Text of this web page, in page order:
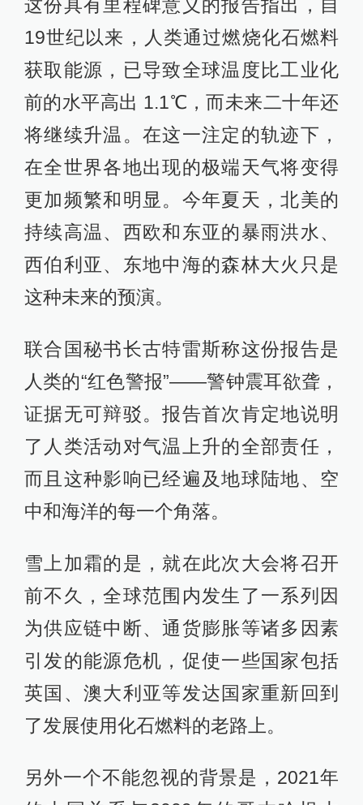
这份具有里程碑意义的报告指出，自
19世纪以来，人类通过燃烧化石燃料
获取能源，已导致全球温度比工业化
前的水平高出 1.1℃，而未来二十年还
将继续升温。在这一注定的轨迹下，
在全世界各地出现的极端天气将变得
更加频繁和明显。今年夏天，北美的
持续高温、西欧和东亚的暴雨洪水、
西伯利亚、东地中海的森林大火只是
这种未来的预演。
联合国秘书长古特雷斯称这份报告是
人类的“红色警报”——警钟震耳欲聋，
证据无可辩驳。报告首次肯定地说明
了人类活动对气温上升的全部责任，
而且这种影响已经遍及地球陆地、空
中和海洋的每一个角落。
雪上加霜的是，就在此次大会将召开
前不久，全球范围内发生了一系列因
为供应链中断、通货膨胀等诸多因素
引发的能源危机，促使一些国家包括
英国、澳大利亚等发达国家重新回到
了发展使用化石燃料的老路上。
另外一个不能忽视的背景是，2021年